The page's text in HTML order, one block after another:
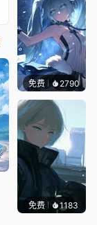
免费 2790冷鸟
免费 1183辰东